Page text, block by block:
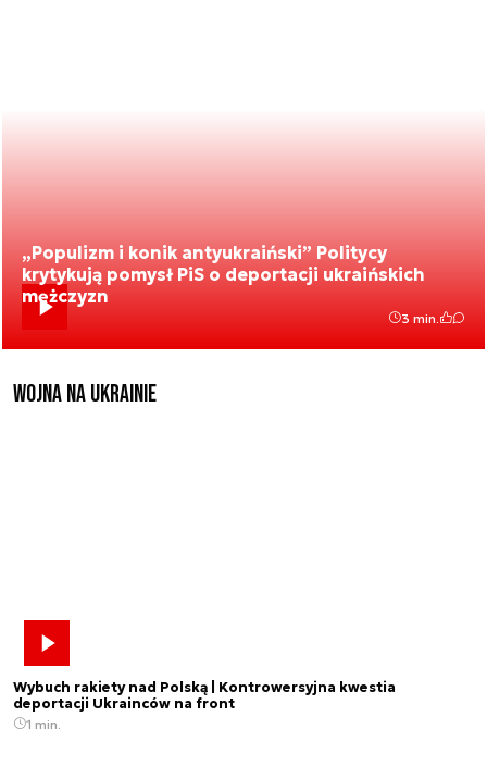
„Populizm i konik antyukraiński” Politycy
krytykują pomysł PiS o deportacji ukraińskich
mężczyzn
3 min.
Wojna na Ukrainie
Wybuch rakiety nad Polską | Kontrowersyjna kwestia
deportacji Ukrainców na front
1 min.